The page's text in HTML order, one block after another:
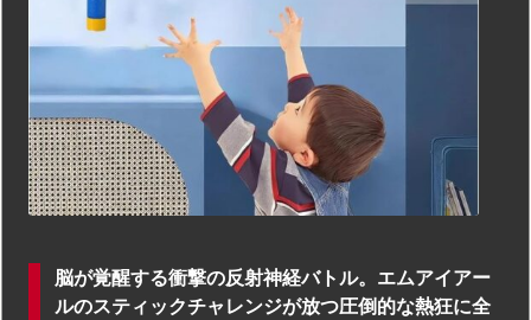
脳が覚醒する衝撃の反射神経バトル。エムアイアー
ルのスティックチャレンジが放つ圧倒的な熱狂に全